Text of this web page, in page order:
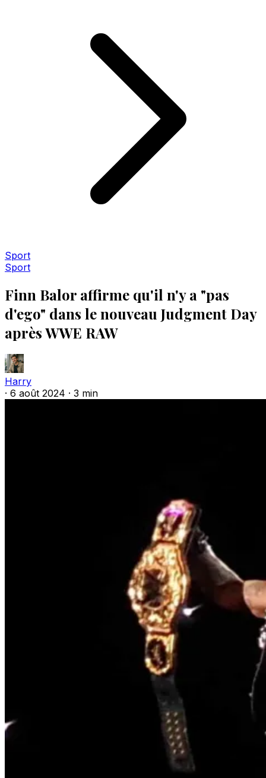
Sport
Sport
Finn Balor affirme qu'il n'y a "pas
d'ego" dans le nouveau Judgment Day
après WWE RAW
Harry
· 6 août 2024 · 3 min